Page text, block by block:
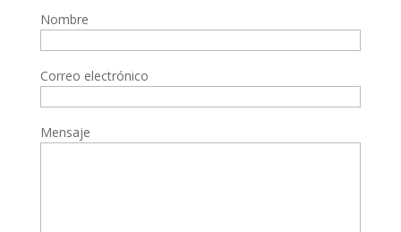
Nombre
Correo electrónico
Mensaje